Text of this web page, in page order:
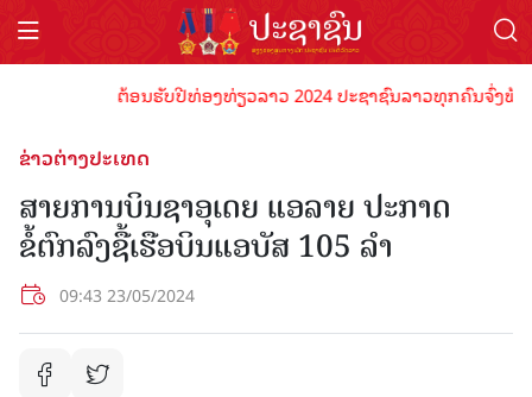
ຕ້ອນຮັບປີທ່ອງທ່ຽວລາວ 2024 ປະຊາຊົນລາວທຸກຄົນຈົ່ງພ້
ຂ່າວຕ່າງປະເທດ
ສາຍການບິນຊາອຸເດຍ ແອລາຍ ປະກາດ
ຂໍ້ຕົກລົງຊື້ເຮືອບິນແອບັສ 105 ລຳ
09:43 23/05/2024